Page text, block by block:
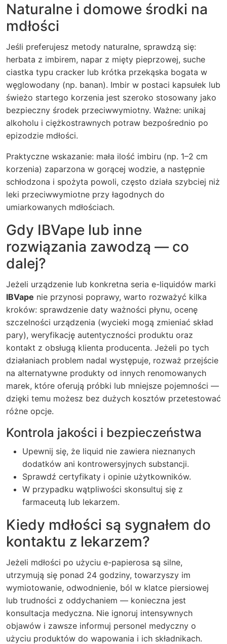
Naturalne i domowe środki na
mdłości
Jeśli preferujesz metody naturalne, sprawdzą się:
herbata z imbirem, napar z mięty pieprzowej, suche
ciastka typu cracker lub krótka przekąska bogata w
węglowodany (np. banan). Imbir w postaci kapsułek lub
świeżo startego korzenia jest szeroko stosowany jako
bezpieczny środek przeciwwymiotny. Ważne: unikaj
alkoholu i ciężkostrawnych potraw bezpośrednio po
epizodzie mdłości.
Praktyczne wskazanie: mała ilość imbiru (np. 1–2 cm
korzenia) zaparzona w gorącej wodzie, a następnie
schłodzona i spożyta powoli, często działa szybciej niż
leki przeciwwymiotne przy łagodnych do
umiarkowanych mdłościach.
Gdy IBVape lub inne
rozwiązania zawodzą — co
dalej?
Jeżeli urządzenie lub konkretna seria e-liquidów marki
IBVape nie przynosi poprawy, warto rozważyć kilka
kroków: sprawdzenie daty ważności płynu, ocenę
szczelności urządzenia (wycieki mogą zmieniać skład
pary), weryfikację autentyczności produktu oraz
kontakt z obsługą klienta producenta. Jeżeli po tych
działaniach problem nadal występuje, rozważ przejście
na alternatywne produkty od innych renomowanych
marek, które oferują próbki lub mniejsze pojemności —
dzięki temu możesz bez dużych kosztów przetestować
różne opcje.
Kontrola jakości i bezpieczeństwa
Upewnij się, że liquid nie zawiera nieznanych
dodatków ani kontrowersyjnych substancji.
Sprawdź certyfikaty i opinie użytkowników.
W przypadku wątpliwości skonsultuj się z
farmaceutą lub lekarzem.
Kiedy mdłości są sygnałem do
kontaktu z lekarzem?
Jeżeli mdłości po użyciu e-papierosa są silne,
utrzymują się ponad 24 godziny, towarzyszy im
wymiotowanie, odwodnienie, ból w klatce piersiowej
lub trudności z oddychaniem — konieczna jest
konsultacja medyczna. Nie ignoruj intensywnych
objawów i zawsze informuj personel medyczny o
użyciu produktów do wapowania i ich składnikach.